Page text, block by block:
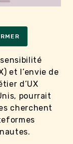
et l’envie de
d’UX
pourrait
cherchent